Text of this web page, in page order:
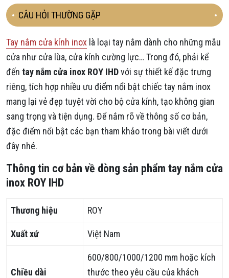
CÂU HỎI THƯỜNG GẶP
Tay nắm cửa kính inox là loại tay nắm dành cho những mẫu
cửa như cửa lùa, cửa kính cường lực… Trong đó, phải kể
đến tay nắm cửa inox ROY IHDvới sự thiết kế đặc trưng
riêng, tích hợp nhiều ưu điểm nổi bật chiếc tay nắm inox
mang lại vẻ đẹp tuyệt vời cho bộ cửa kính, tạo không gian
sang trọng và tiện dụng. Để nắm rõ về thông số cơ bản,
đặc điểm nổi bật các bạn tham khảo trong bài viết dưới
đây nhé.
Thông tin cơ bản về dòng sản phẩm tay nắm cửa
inox ROY IHD
Thương hiệu ROY
Xuất xứ Việt Nam
Chiều dài
600/800/1000/1200 mm hoặc kích
thước theo yêu cầu của khách